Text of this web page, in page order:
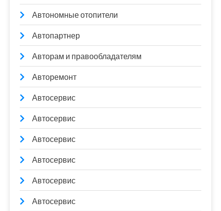
Автономные отопители
Автопартнер
Авторам и правообладателям
Авторемонт
Автосервис
Автосервис
Автосервис
Автосервис
Автосервис
Автосервис